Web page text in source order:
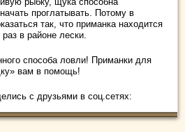
проглатывать. Потому в
так, что приманка находится
в районе лески.
способа ловли! Приманки для
вам в помощь!
с друзьями в соц.сетях: